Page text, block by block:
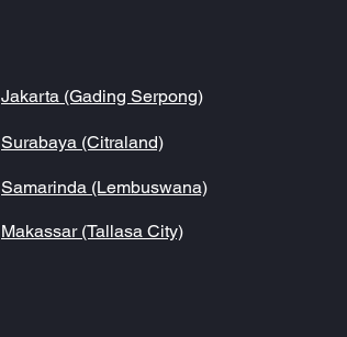
Jakarta (Gading Serpong)
Surabaya (Citraland)
Samarinda (Lembuswana)
Makassar (Tallasa City)